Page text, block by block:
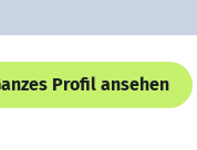
Profil ansehen